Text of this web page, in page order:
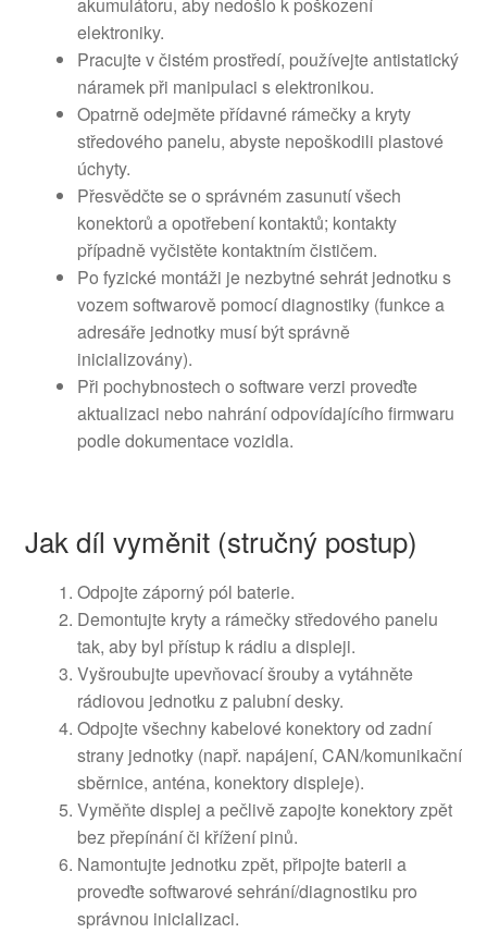
elektroniky.
Pracujte v čistém prostředí, používejte antistatický
náramek při manipulaci s elektronikou.
Opatrně odejměte přídavné rámečky a kryty
středového panelu, abyste nepoškodili plastové
úchyty.
Přesvědčte se o správném zasunutí všech
konektorů a opotřebení kontaktů; kontakty
případně vyčistěte kontaktním čističem.
Po fyzické montáži je nezbytné sehrát jednotku s
vozem softwarově pomocí diagnostiky (funkce a
adresáře jednotky musí být správně
inicializovány).
Při pochybnostech o software verzi proveďte
aktualizaci nebo nahrání odpovídajícího firmwaru
podle dokumentace vozidla.
Jak díl vyměnit (stručný postup)
Odpojte záporný pól baterie.
Demontujte kryty a rámečky středového panelu
tak, aby byl přístup k rádiu a displeji.
Vyšroubujte upevňovací šrouby a vytáhněte
rádiovou jednotku z palubní desky.
Odpojte všechny kabelové konektory od zadní
strany jednotky (např. napájení, CAN/komunikační
sběrnice, anténa, konektory displeje).
Vyměňte displej a pečlivě zapojte konektory zpět
bez přepínání či křížení pinů.
Namontujte jednotku zpět, připojte baterii a
proveďte softwarové sehrání/diagnostiku pro
správnou inicializaci.